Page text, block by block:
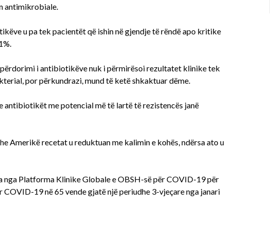
antimikrobiale.
u pa tek pacientët që ishin në gjendje të rëndë apo kritike
përdorimi i antibiotikëve nuk i përmirësoi rezultatet klinike tek
por përkundrazi, mund të ketë shkaktuar dëme.
antibiotikët me potencial më të lartë të rezistencës janë
Amerikë recetat u reduktuan me kalimin e kohës, ndërsa ato u
nga Platforma Klinike Globale e OBSH-së për COVID-19 për
19 në 65 vende gjatë një periudhe 3-vjeçare nga janari